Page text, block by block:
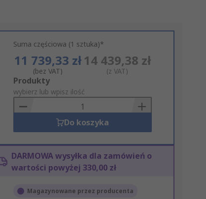
Suma częściowa (1 sztuka)*
11 739,33 zł
(bez VAT)
14 439,38 zł
(z VAT)
Add
to
Basket
Produkty
wybierz lub wpisz ilość
Do koszyka
DARMOWA wysyłka dla zamówień o
wartości powyżej 330,00 zł
Magazynowane przez producenta